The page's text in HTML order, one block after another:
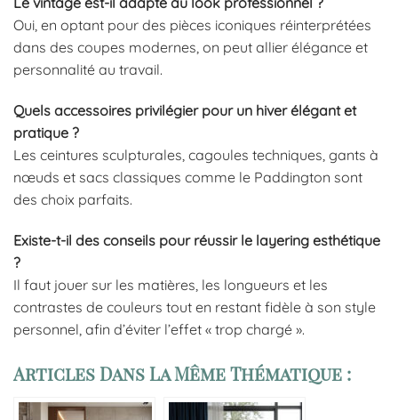
Oui, en optant pour des pièces iconiques réinterprétées
dans des coupes modernes, on peut allier élégance et
personnalité au travail.
Quels accessoires privilégier pour un hiver élégant et
pratique ?
Les ceintures sculpturales, cagoules techniques, gants à
nœuds et sacs classiques comme le Paddington sont
des choix parfaits.
Existe-t-il des conseils pour réussir le layering esthétique
?
Il faut jouer sur les matières, les longueurs et les
contrastes de couleurs tout en restant fidèle à son style
personnel, afin d’éviter l’effet « trop chargé ».
Articles Dans La Même Thématique :